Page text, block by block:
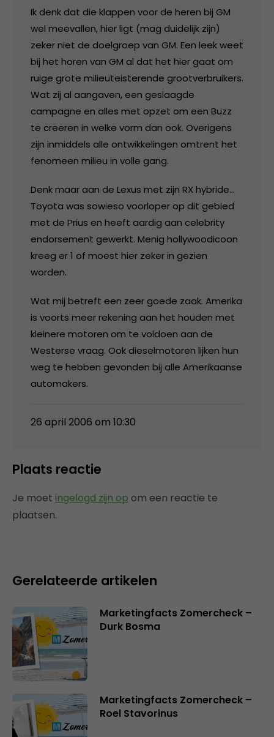
Ik denk dat die klappen voor de heren bij GM
wel meevallen, hier ligt (mag duidelijk zijn)
zeker niet de doelgroep van GM. Een leek weet
bij het horen van GM al dat het hier gaat om
ruige grote milieuteisterende grootverbruikers.
Wat zij al aangaven, een geslaagde
campagne en alles met opzet om een Buzz
te creeren in welke vorm dan ook. Overigens
zijn inmiddels alle ontwikkelingen omtrent het
fenomeen milieu in volle gang.
Denk maar aan de Lexus met zijn RX hybride…
Toyota was sowieso voorloper op dit gebied
met de Prius en heeft aardig aan celebrity
endorsement gewerkt. Menig hollywoodicoon
kreeg er 1 of moest hier zeker in gezien
worden.
Wat mij betreft een zeer goede zaak. Amerika
is voorts meer rekening aan het houden met
kleinere motoren om te voldoen aan de
Westerse vraag. Ook dieselmotoren lijken hun
weg te hebben gevonden bij alle Amerikaanse
automakers.
26 april 2006 om 10:30
Plaats reactie
Je moet ingelogd zijn op om een reactie te
plaatsen.
Gerelateerde artikelen
Marketingfacts Zomercheck –
Durk Bosma
Marketingfacts Zomercheck –
Roel Stavorinus